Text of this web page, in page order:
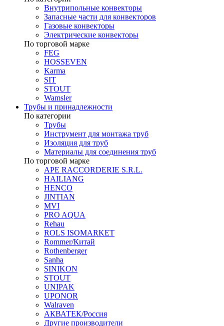
Внутрипольные конвекторы
Запасные части для конвекторов
Газовые конвекторы
Электрические конвекторы
По торговой марке
FEG
HOSSEVEN
Karma
SIT
STOUT
Wamsler
Трубы и принадлежности
По категории
Трубы
Инструмент для монтажа труб
Изоляция для труб
Материалы для соединения труб
По торговой марке
APE RACCORDERIE S.R.L.
HAILIANG
HENCO
JINTIAN
MVI
PRO AQUA
Rehau
ROLS ISOMARKET
Rommer/Китай
Rothenberger
Sanha
SINIKON
STOUT
UNIPAK
UPONOR
Walraven
АКВАТЕК/Россия
Другие производители